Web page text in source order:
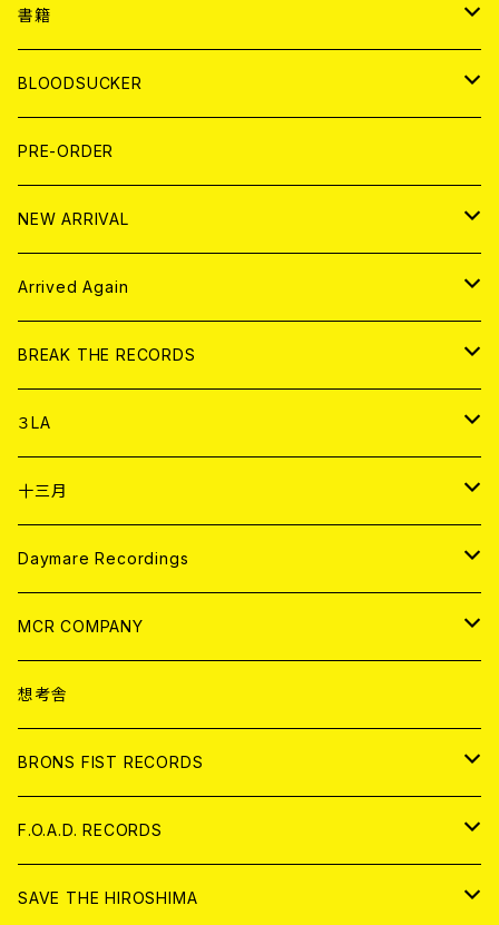
７EP
LP
WORLD
7EP
LP
JAPAN
T-shirt
HOOD
WORLD
T-shirt
HOOD
書籍
MAGAZINE
BOLLOCKS
EL ZINE
写真集 (PHOTOBOOK)
BLOODSUCKER
CD
アナログ
アパレル
書籍
DIGITAL CONTENTS
PRE-ORDER
NEW ARRIVAL
CD
アナログ
Arrived Again
CD
アナログ
BREAK THE RECORDS
CD
ANALOG
アパレル
３LA
CD
ANALOG
十三月
CD
ANALOG
Daymare Recordings
CD
ANALOG
MCR COMPANY
CD
アパレル
ANALOG
想考舎
BRONS FIST RECORDS
CD
ANALOG
F.O.A.D. RECORDS
CD
SAVE THE HIROSHIMA